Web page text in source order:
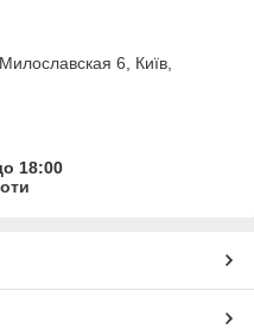
6, Київ,
18:00